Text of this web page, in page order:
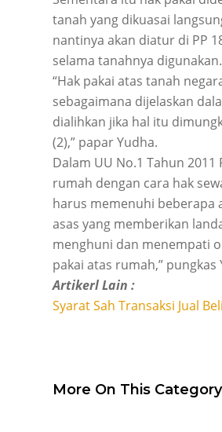
tanah yang dikuasai
nantinya akan diatur di PP
selama tanahnya digunakan.
“Hak pakai atas tanah
sebagaimana dijelaskan
dialihkan jika hal itu
(2),” papar Yudha.
Dalam UU No.1 Tahun
rumah dengan cara hak
harus memenuhi beberapa
asas yang memberikan
menghuni dan menempati
pakai atas rumah,” pungkas
Artikerl Lain :
Syarat Sah Transaksi Jual
More On This Category